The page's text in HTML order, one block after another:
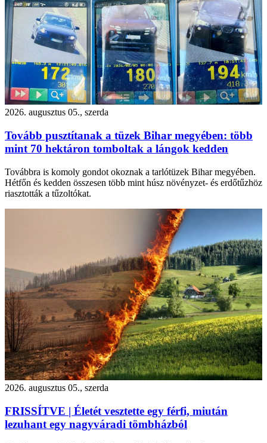
2026. augusztus 05., szerda
Tovább pusztítanak a tüzek Bihar megyében: több
mint 70 hektáron tomboltak a lángok kedden
Továbbra is komoly gondot okoznak a tarlótüzek Bihar megyében.
Hétfőn és kedden összesen több mint húsz növényzet- és erdőtűzhöz
riasztották a tűzoltókat.
2026. augusztus 05., szerda
FRISSÍTVE | Életét vesztette egy férfi, miután
lezuhant egy nagyváradi tömbházból